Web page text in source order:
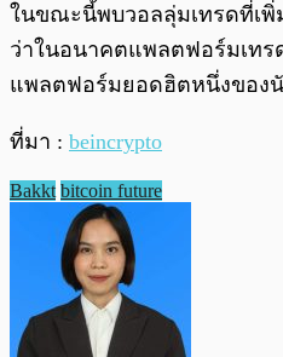
ในขณะนี้พบวอลลุ่มเทรดที่เพิ่
ว่าในอนาคตแพลตฟอร์มเทร
แพลตฟอร์มยอดฮิตหนึ่งของนั
ที่มา : beincrypto
Bakkt bitcoin future